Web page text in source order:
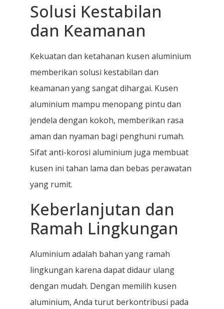
Solusi Kestabilan
dan Keamanan
Kekuatan dan ketahanan kusen aluminium
memberikan solusi kestabilan dan
keamanan yang sangat dihargai. Kusen
aluminium mampu menopang pintu dan
jendela dengan kokoh, memberikan rasa
aman dan nyaman bagi penghuni rumah.
Sifat anti-korosi aluminium juga membuat
kusen ini tahan lama dan bebas perawatan
yang rumit.
Keberlanjutan dan
Ramah Lingkungan
Aluminium adalah bahan yang ramah
lingkungan karena dapat didaur ulang
dengan mudah. Dengan memilih kusen
aluminium, Anda turut berkontribusi pada